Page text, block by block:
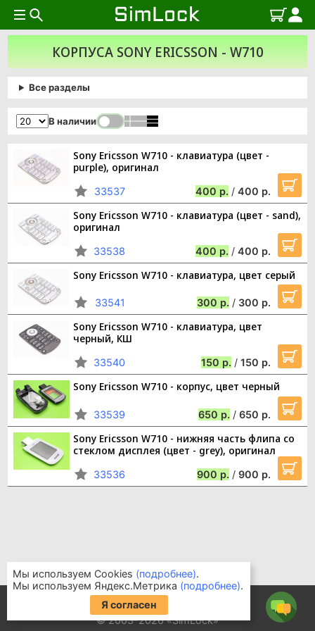
КОРПУСА SONY ERICSSON - W710
Все разделы
В наличии
Sony Ericsson W710 - клавиатура (цвет -
purple), оригинал
33537 400 / 400
Sony Ericsson W710 - клавиатура (цвет - sand),
оригинал
33538 400 / 400
Sony Ericsson W710 - клавиатура, цвет серый
33541 300 / 300
Sony Ericsson W710 - клавиатура, цвет
черный, КШ
33540 150 / 150
Sony Ericsson W710 - корпус, цвет черный
33539 650 / 650
Sony Ericsson W710 - нижняя часть флипа со
стеклом дисплея (цвет - grey), оригинал
33536 900 / 900
Информация для покупателей
Часто задаваемые вопросы
© 2003-2026 «SimLock»
Мы используем Cookies (подробнее).
Мы используем Яндекс.Метрика (подробнее).
Я согласен